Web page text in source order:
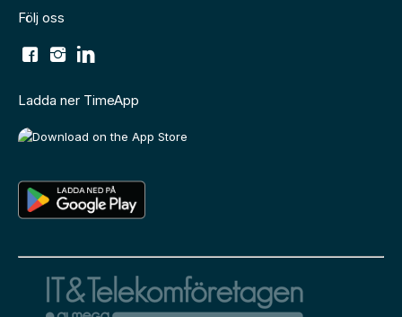
Följ oss
Ladda ner TimeApp